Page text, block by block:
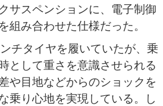
サスペンションに、電子制御
組み合わせた仕様だった。
チタイヤを履いていたが、乗
として重さを意識させられる
や目地などからのショックを
乗り心地を実現している。し